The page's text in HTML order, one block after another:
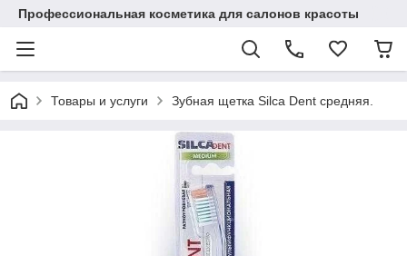
Профессиональная косметика для салонов красоты
Товары и услуги Зубная щетка Silca Dent средняя.